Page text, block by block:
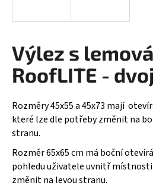
Výlez s
RoofLITE -
Rozměry 45x55 a 45x73 mají
které lze dle potřeby změnit na
stranu.
Rozměr 65x65 cm má boční
pohledu uživatele uvnitř
změnit na levou stranu.
í
t
?